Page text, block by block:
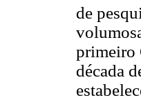
de
primeiro
década